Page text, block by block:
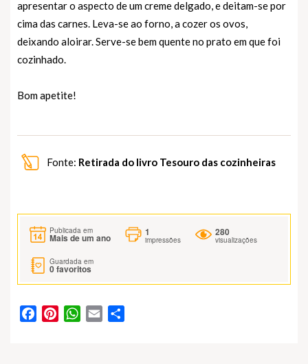
apresentar o aspecto de um creme delgado, e deitam-se por
cima das carnes. Leva-se ao forno, a cozer os ovos,
deixando aloirar. Serve-se bem quente no prato em que foi
cozinhado.
Bom apetite!
Fonte: Retirada do livro Tesouro das cozinheiras
Publicada em
Mais de um ano
1
impressões
280
visualizações
Guardada em
0favoritos
FacebookPinterestWhatsApp
Email